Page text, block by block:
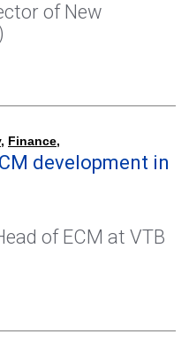
of New
, Finance,
development in
of ECM at VTB